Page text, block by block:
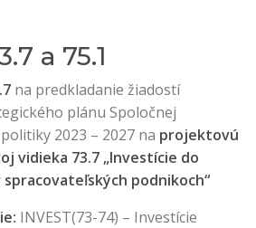
a 75.1
na predkladanie žiadostí
plánu Spoločnej
2023 – 2027 na projektovú
vidieka 73.7 „Investície do
podnikoch“
INVEST(73-74) – Investície